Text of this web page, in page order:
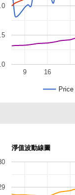
Price
9 16
淨值波動線圖